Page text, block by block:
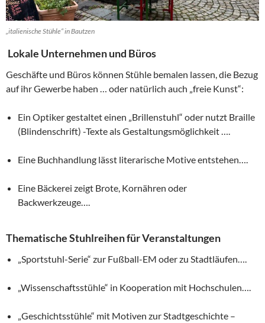
„italienische Stühle“ in Bautzen
Lokale Unternehmen und Büros
Geschäfte und Büros können Stühle bemalen lassen, die Bezug
auf ihr Gewerbe haben … oder natürlich auch „freie Kunst“:
Ein Optiker gestaltet einen „Brillenstuhl“ oder nutzt Braille
(Blindenschrift) -Texte als Gestaltungsmöglichkeit ….
Eine Buchhandlung lässt literarische Motive entstehen….
Eine Bäckerei zeigt Brote, Kornähren oder
Backwerkzeuge….
Thematische Stuhlreihen für Veranstaltungen
„Sportstuhl-Serie“ zur Fußball-EM oder zu Stadtläufen….
„Wissenschaftsstühle“ in Kooperation mit Hochschulen….
„Geschichtsstühle“ mit Motiven zur Stadtgeschichte –